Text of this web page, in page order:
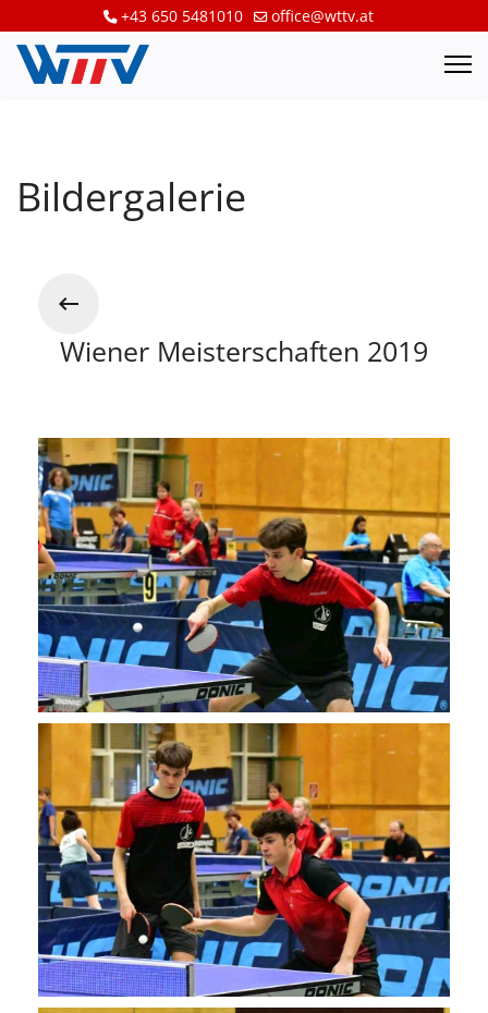
+43 650 5481010 office@wttv.at
Bildergalerie
Wiener Meisterschaften 2019